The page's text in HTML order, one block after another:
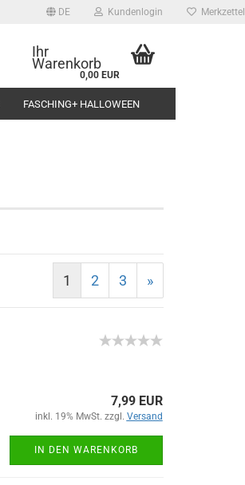
DE Kundenlogin Merkzettel
Ihr
Warenkorb
0,00 EUR
FASCHING+ HALLOWEEN
1 2 3 »
7,99 EUR
inkl. 19% MwSt. zzgl. Versand
IN DEN WARENKORB